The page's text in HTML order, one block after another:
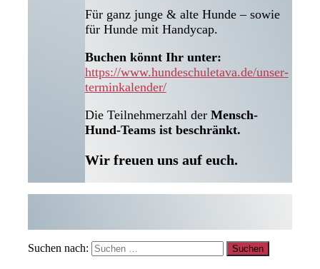
Für ganz junge & alte Hunde – sowie
für Hunde mit Handycap.
Buchen könnt Ihr unter:
https://www.hundeschuletava.de/unser-
terminkalender/
Die Teilnehmerzahl derMensch-
Hund-Teams ist beschränkt.
Wir freuen uns auf euch.
Suchen nach: